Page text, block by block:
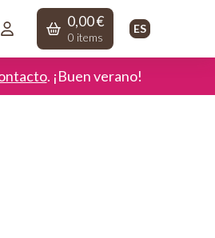
0,00€
0 items
ES
. ¡Buen verano!